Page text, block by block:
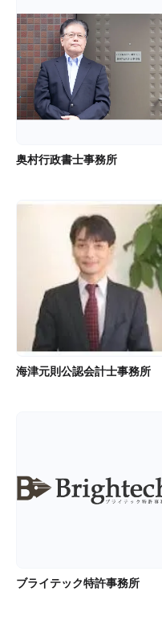
奥村行政書士事務所
海津元則公認会計士事務所
ブライテック特許事務所